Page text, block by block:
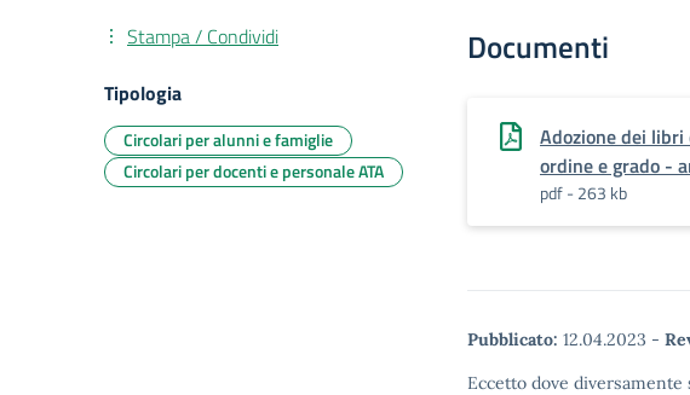
Documenti
Adozione dei
ordine e grado -
pdf - 263 kb
Pubblicato: 12.04.2023 -
Eccetto dove
Stampa / Condividi
Tipologia
Circolari per alunni e famiglie
Circolari per docenti e personale ATA